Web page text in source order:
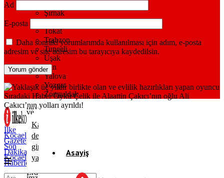
Şırnak
Tekirdağ
Tokat
Trabzon
Tunceli
Uşak
Van
Yalova
Yozgat
Zonguldak
İlke
Kocaeli
Gazetesi
Son
Dakika
Kocaeli
Haberleri
Asayiş
Ad
E-posta
Daha sonraki yorumlarımda kullanılması için adım, e-posta
adresim ve site adresim bu tarayıcıya kaydedilsin.
Sıradaki Haber Öykü Çelik ile Alaattin Çakıcı’nın oğlu Ali
Çakıcı’nın yolları ayrıldı!
Kandıra’da
denize
girmek
yasaklandı